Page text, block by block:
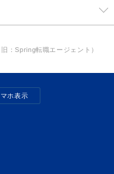
：Spring転職エージェント）
ホ表示